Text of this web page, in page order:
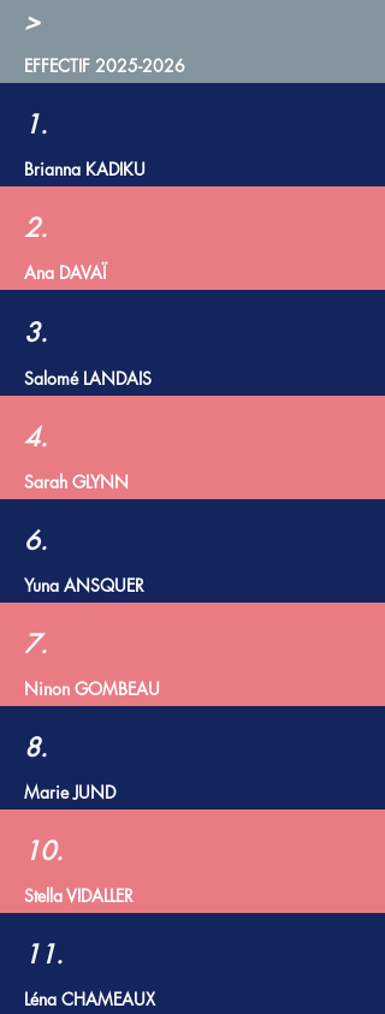
>
EFFECTIF 2025-2026
1.
Brianna KADIKU
2.
Ana DAVAÏ
3.
Salomé LANDAIS
4.
Sarah GLYNN
6.
Yuna ANSQUER
7.
Ninon GOMBEAU
8.
Marie JUND
10.
Stella VIDALLER
11.
Léna CHAMEAUX